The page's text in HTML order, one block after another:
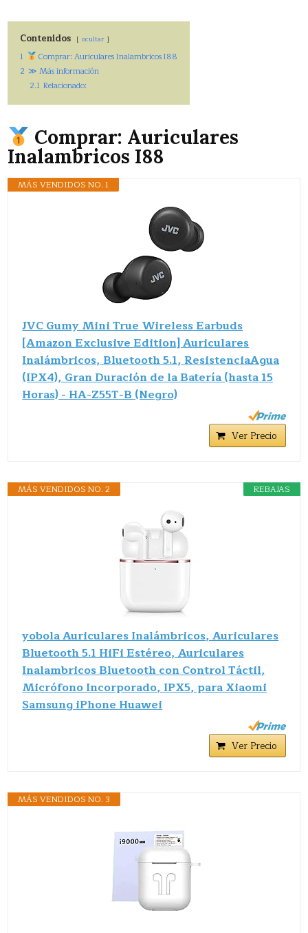
Contenidos ocultar
1
Comprar: Auriculares Inalambricos I88
2 ≫ Más información
2.1 Relacionado:
Comprar: Auriculares
Inalambricos I88
MÁS VENDIDOS NO. 1
JVC Gumy Mini True Wireless Earbuds
[Amazon Exclusive Edition] Auriculares
Inalámbricos, Bluetooth 5.1, ResistenciaAgua
(IPX4), Gran Duración de la Batería (hasta 15
Horas) - HA-Z55T-B (Negro)
Ver Precio
REBAJAS
MÁS VENDIDOS NO. 2
yobola Auriculares Inalámbricos, Auriculares
Bluetooth 5.1 HiFi Estéreo, Auriculares
Inalambricos Bluetooth con Control Táctil,
Micrófono Incorporado, IPX5, para Xiaomi
Samsung iPhone Huawei
Ver Precio
MÁS VENDIDOS NO. 3